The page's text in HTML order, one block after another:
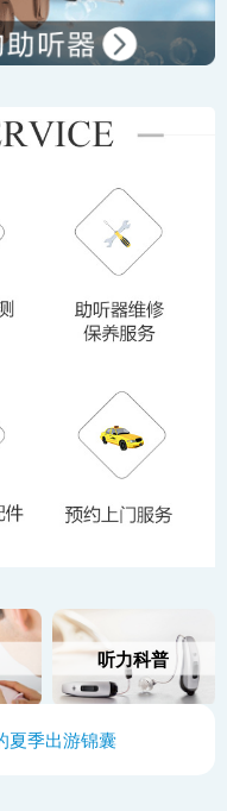
听力科普
夏季出游锦囊